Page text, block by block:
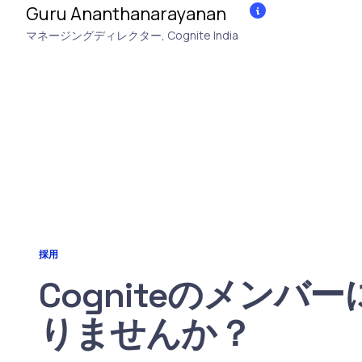
Guru Ananthanarayanan
マネージングディレクター, Cognite India
採用
C‌ogniteのメンバー
りませんか？ ‍ ​‍​‍‌‍ ‌ ​‍‌‍‍‌‌‍‌ ‌‍‍‌‌‍ ‍​‍​‍​ ‍‍​‍​‍‌ ​ ‌‍​‌‌‍ ‍‌‍‍‌‌ ‌​‌ ‍‌​‍ ‍‌‍‍‌‌‍ ​‍​‍​‍ ​​‍​‍‌‍‍​‌ ​‍‌‍‌‌‌‍‌‍​‍​‍​ ‍‍​‍​‍​‍ ‌‍​‌‌‍‌​‌‍ ‌‌‍‍‌‌‍ ‍​‍ ‌‍‍‌‌‍ ‍‌ ‌​‌‍‌‌‌‍ ‍‌ ‌​​‍ ‌‍‌‌‌‍‌​‌‍‍‌‌ ‌​​‍ ‌‍ ‌‌‍ ‌‍‌​‌‍‌‌​ ‌‌ ​​‌ ​‍‌‍‌‌‌ ​ ‌‍‌‌‌‍ ‍‌ ‌​‌‍​‌‌ ‌​‌‍‍‌‌‍ ‌‍ ‍​ ‍ ‌‍‍‌‌‍‌​​ ‌​ ‌‌​ ​ ​ ‌‍‌‍‌‍​ ‌​‌‍​‍‌‍‌​​ ‌‌​‍ ‌​ ​ ​ ​ ​ ‌‌​ ‌‍​‍ ‌​ ‌​‌‍​‌​ ‌​​ ‌‍​‍ ‌‌‍​‍‌‍‌‍​ ‌‌‌‍​‌​‍ ‌‌‍‌‌​ ​‍‌‍‌‍‌‍​ ​ ​ ​ ‌ ‌‍​‌‌‍​‍​ ​​​ ​‍​ ‌‍​ ​​​ ‍ ‌ ‌​‌ ‍‌‌ ​​‌‍‌‌​ ‌‌ ​​‌‍​‌‌‍‌ ‌‍‌‌​ ‍ ‌ ​​‌‍​‌‌ ‌​‌‍‍​​ ‌‌ ​ ‌‍‌‌‌‍​ ‌ ‌​‌‍‍‌‌‍ ‌‍ ‍‌ ​ ​‍‌‌​ ‌‌‌​​‍‌‌ ‌‍‍ ‌‍‌‌‌ ‍‌​‍‌‌​ ​ ‌​‌​​‍‌‌​ ​ ‌​‌​​‍‌‌​ ​‍​ ​‍​ ‌​​ ​‍​ ‍‌‌‍‌‌​ ​ ‌‍‌​​ ‍​​ ‌​​ ‌‍​ ‌‌​ ‍‌​ ‌ ​‍‌‌​ ​‍​ ​‍​‍‌‌​ ‌‌‌​‌​​‍ ‍‌‍​‍‌‍ ​‌‍ ‌‍​ ‌‍‍ ‌ ​ ​‍‌‌​ ‌‌‌​​‍‌‌ ‌‍‍ ‌‍‌‌‌ ‍‌​‍‌‌​ ​ ‌​‌​​‍‌‌​ ​ ‌​‌​​‍‌‌​ ​‍​ ​‍‌‍​‌‌‍‌‌​ ‌​​ ‍​‌‍​ ​ ​‍‌‍‌​​ ​​​ ​‍‌‍‌‌​ ​ ​ ‌​​‍‌‌​ ​‍​ ​‍​‍‌‌​ ‌‌‌​‌​​‍ ‍‌ ‌​‌‍‍‌‌ ‌​‌‍ ​‌‍‌‌​ ‌‍​‍‌‍​‌‌ ​ ‌‍‌‌‌‌‌‌‌ ​‍‌‍ ​​ ‌​‍‌‌​ ​‍‌​‌‍‌‍​‌‌‍‌​‌‍ ‌‌‍‍‌‌‍ ‍​‍‌‍‌‍‍‌‌‍‌​​ ‌​ ‌‌​ ​ ​ ‌‍‌‍‌‍​ ‌​‌‍​‍‌‍‌​​ ‌‌​‍ ‌​ ​ ​ ​ ​ ‌‌​ ‌‍​‍ ‌​ ‌​‌‍​‌​ ‌​​ ‌‍​‍ ‌‌‍​‍‌‍‌‍​ ‌‌‌‍​‌​‍ ‌‌‍‌‌​ ​‍‌‍‌‍‌‍​ ​ ​ ​ ‌ ‌‍​‌‌‍​‍​ ​​​ ​‍​ ‌‍​ ​​​‍‌‍‌ ‌​‌ ‍‌‌ ​​‌‍‌‌​ ‌‌ ​​‌‍​‌‌‍‌ ‌‍‌‌​‍‌‍‌ ​​‌‍​‌‌ ‌​‌‍‍​​ ‌‌ ​ ‌‍‌‌‌‍​ ‌ ‌​‌‍‍‌‌‍ ‌‍ ‍‌ ​ ​‍‌‌​ ‌‌‌​​‍‌‌ ‌‍‍ ‌‍‌‌‌ ‍‌​‍‌‌​ ​ ‌​‌​​‍‌‌​ ​ ‌​‌​​‍‌‌​ ​‍​ ​‍​ ‌​​ ​‍​ ‍‌‌‍‌‌​ ​ ‌‍‌​​ ‍​​ ‌​​ ‌‍​ ‌‌​ ‍‌​ ‌ ​‍‌‌​ ​‍​ ​‍​‍‌‌​ ‌‌‌​‌​​‍ ‍‌‍​‍‌‍ ​‌‍ ‌‍​ ‌‍‍ ‌ ​ ​‍‌‌​ ‌‌‌​​‍‌‌ ‌‍‍ ‌‍‌‌‌ ‍‌​‍‌‌​ ​ ‌​‌​​‍‌‌​ ​ ‌​‌​​‍‌‌​ ​‍​ ​‍‌‍​‌‌‍‌‌​ ‌​​ ‍​‌‍​ ​ ​‍‌‍‌​​ ​​​ ​‍‌‍‌‌​ ​ ​ ‌​​‍‌‌​ ​‍​ ​‍​‍‌‌​ ‌‌‌​‌​​‍ ‍‌ ‌​‌‍‍‌‌ ‌​‌‍ ​‌‍‌‌​‍‌‍‌‍‍‌‌ ​ ‌​‌​‌ ​‍‌‍​‌‌‍‌‍‌ ‌​​ ‌​‍​‍‌ ‌